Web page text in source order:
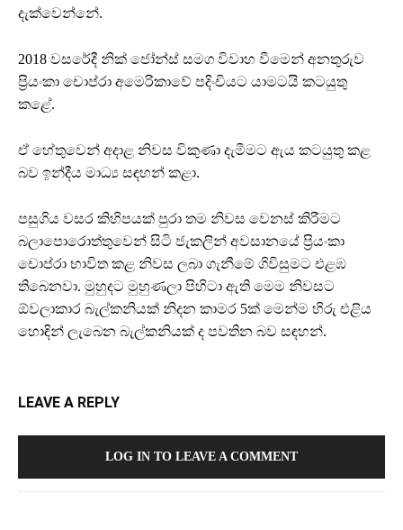
දැක්වෙන්නේ.
2018 වසරේදී නික් ජෝන්ස් සමග විවාහ වීමෙන් අනතුරුව
ප්‍රියංකා චොප්රා අමෙරිකාවේ පදිංචියට යාමටයි කටයුතු
කළේ.
ඒ හේතුවෙන් අදාළ නිවස විකුණා දැමීමට ඇය කටයුතු කළ
බව ඉන්දීය මාධ්‍ය සඳහන් කළා.
පසුගිය වසර කිහිපයක් පුරා තම නිවස වෙනස් කිරීමට
බලාපොරොත්තුවෙන් සිටි ජැකලින් අවසානයේ ප්‍රියංකා
චොප්රා භාවිත කළ නිවස ලබා ගැනීමේ ගිවිසුමට එළඹ
තිබෙනවා. මුහුදට මුහුණලා පිහිටා ඇති මෙම නිවසට
ඕවලාකාර බැල්කනියක් නිදන කාමර 5ක් මෙන්ම හිරු එළිය
හොඳින් ලැබෙන බැල්කනියක් ද පවතින බව සඳහන්.
LEAVE A REPLY
LOG IN TO LEAVE A COMMENT